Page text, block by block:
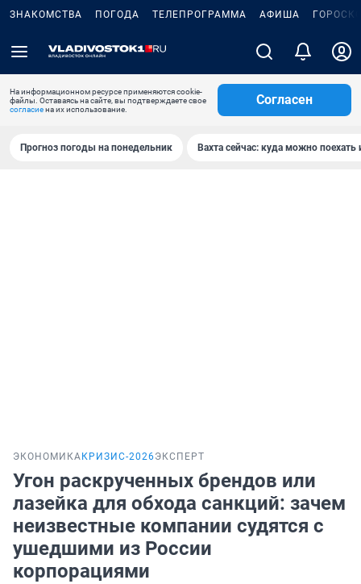
ЗНАКОМСТВА ПОГОДА ТЕЛЕПРОГРАММА АФИША
На информационном ресурсе применяются cookie-
файлы. Оставаясь на сайте, вы подтверждаете свое
согласиена их использование.
Согласен
Прогноз погоды на понедельник Вахта сейчас: куда можно поехать
ЭКОНОМИКА КРИЗИС-2026ЭКСПЕРТ
Угон раскрученных брендов или
лазейка для обхода санкций: зачем
неизвестные компании судятся с
ушедшими из России
корпорациями